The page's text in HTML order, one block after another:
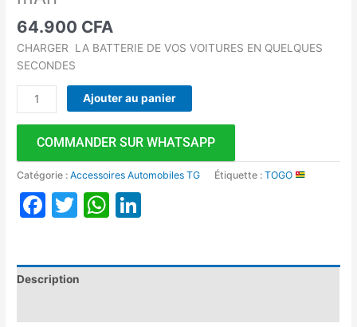
64.900 CFA
CHARGER LA BATTERIE DE VOS VOITURES EN QUELQUES
SECONDES
Ajouter au panier
COMMANDER SUR WHATSAPP
Catégorie :Accessoires Automobiles TG Étiquette :TOGO
Facebook
TwitterWhatsApp
Description